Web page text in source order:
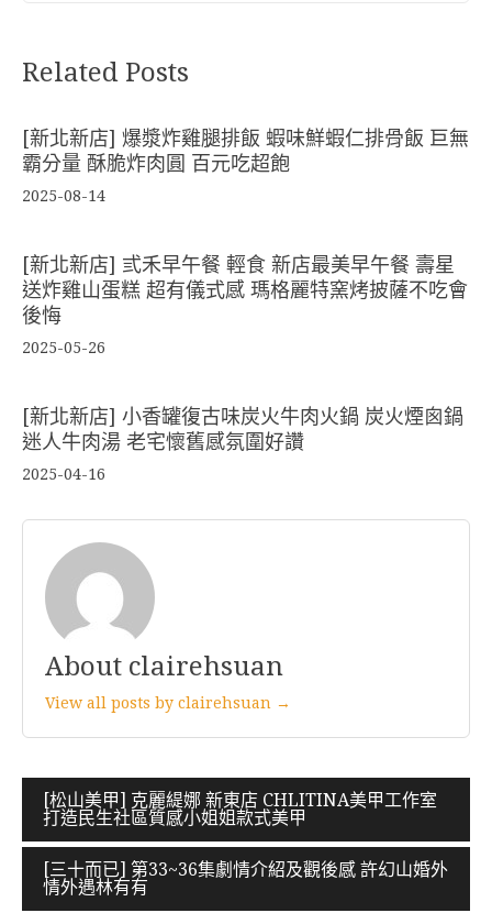
Related Posts
[新北新店] 爆漿炸雞腿排飯 蝦味鮮蝦仁排骨飯 巨無
霸分量 酥脆炸肉圓 百元吃超飽
2025-08-14
[新北新店] 弎禾早午餐 輕食 新店最美早午餐 壽星
送炸雞山蛋糕 超有儀式感 瑪格麗特窯烤披薩不吃會
後悔
2025-05-26
[新北新店] 小香罐復古味炭火牛肉火鍋 炭火煙囪鍋
迷人牛肉湯 老宅懷舊感氛圍好讚
2025-04-16
About clairehsuan
View all posts by clairehsuan →
文
章
導
覽
[松山美甲] 克麗緹娜 新東店 CHLITINA美甲工作室
打造民生社區質感小姐姐款式美甲
[三十而已] 第33~36集劇情介紹及觀後感 許幻山婚外
情外遇林有有